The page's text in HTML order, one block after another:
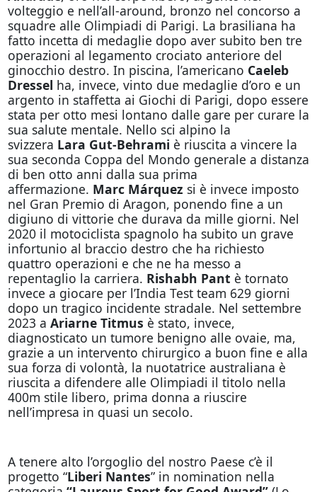
volteggio e nell’all-around, bronzo nel concorso a
squadre alle Olimpiadi di Parigi. La brasiliana ha
fatto incetta di medaglie dopo aver subito ben tre
operazioni al legamento crociato anteriore del
ginocchio destro. In piscina, l’americano Caeleb
Dressel ha, invece, vinto due medaglie d’oro e un
argento in staffetta ai Giochi di Parigi, dopo essere
stata per otto mesi lontano dalle gare per curare la
sua salute mentale. Nello sci alpino la
svizzera Lara Gut-Behrami è riuscita a vincere la
sua seconda Coppa del Mondo generale a distanza
di ben otto anni dalla sua prima
affermazione. Marc Márquez si è invece imposto
nel Gran Premio di Aragon, ponendo fine a un
digiuno di vittorie che durava da mille giorni. Nel
2020 il motociclista spagnolo ha subito un grave
infortunio al braccio destro che ha richiesto
quattro operazioni e che ne ha messo a
repentaglio la carriera. Rishabh Pant è tornato
invece a giocare per l’India Test team 629 giorni
dopo un tragico incidente stradale. Nel settembre
2023 a Ariarne Titmus è stato, invece,
diagnosticato un tumore benigno alle ovaie, ma,
grazie a un intervento chirurgico a buon fine e alla
sua forza di volontà, la nuotatrice australiana è
riuscita a difendere alle Olimpiadi il titolo nella
400m stile libero, prima donna a riuscire
nell’impresa in quasi un secolo.
A tenere alto l’orgoglio del nostro Paese c’è il
progetto “Liberi Nantes” in nomination nella